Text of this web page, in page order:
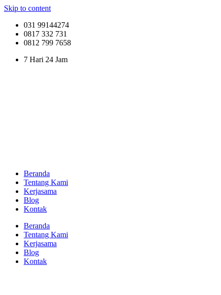
Skip to content
031 99144274
0817 332 731
0812 799 7658
7 Hari 24 Jam
Beranda
Tentang Kami
Kerjasama
Blog
Kontak
Beranda
Tentang Kami
Kerjasama
Blog
Kontak